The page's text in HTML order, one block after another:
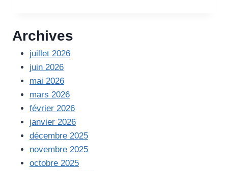
MÉTROPOLE
Archives
juillet 2026
juin 2026
mai 2026
mars 2026
février 2026
janvier 2026
décembre 2025
novembre 2025
octobre 2025